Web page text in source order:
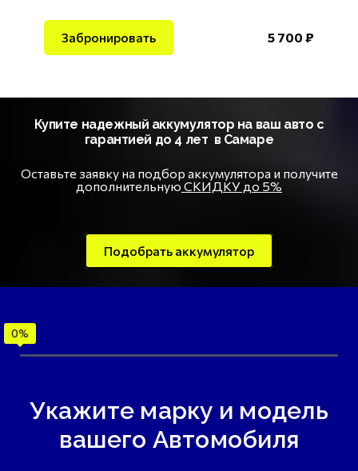
Забронировать 5 700 ₽
Купите надежный аккумулятор на ваш авто с
гарантией до 4 лет в Самаре
Оставьте заявку на подбор аккумулятора и получите
дополнительную СКИДКУ до 5%
Подобрать аккумулятор
Укажите марку и модель
вашего Автомобиля